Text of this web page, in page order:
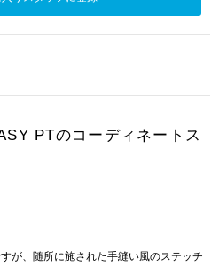
PTのコーディネートス
が、随所に施された手縫い風のステッチ